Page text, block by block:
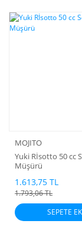
MOJITO
Yuki Rİsotto 50 cc
Müşürü
1.613,75 TL
1.793,06 TL
SEPETE